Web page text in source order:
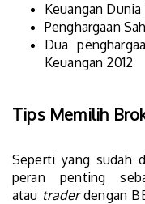
Keuangan Dunia
Penghargaan
Dua
Keuangan 2012
Tips Memilih
Seperti yang sudah
peran penting
atau traderdengan